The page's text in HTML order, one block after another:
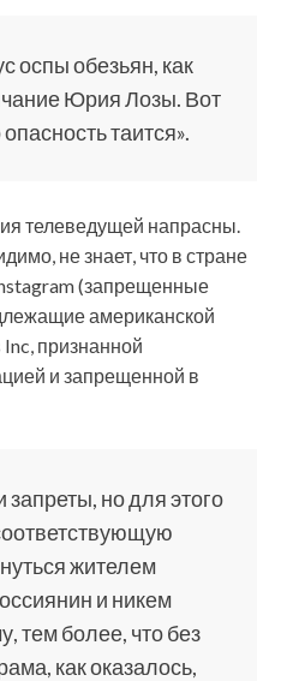
оспы обезьян, как
Юрия Лозы. Вот
таится».
телеведущей напрасны.
не знает, что в стране
(запрещенные
американской
признанной
и запрещенной в
запреты, но для этого
жителем
и никем
тем более, что без
как оказалось,